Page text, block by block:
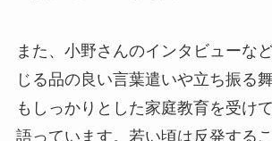
また、小野さんのインタビューな
じる品の良い言葉遣いや立ち振る
もしっかりとした家庭教育を受け
語っています。若い頃は反発する